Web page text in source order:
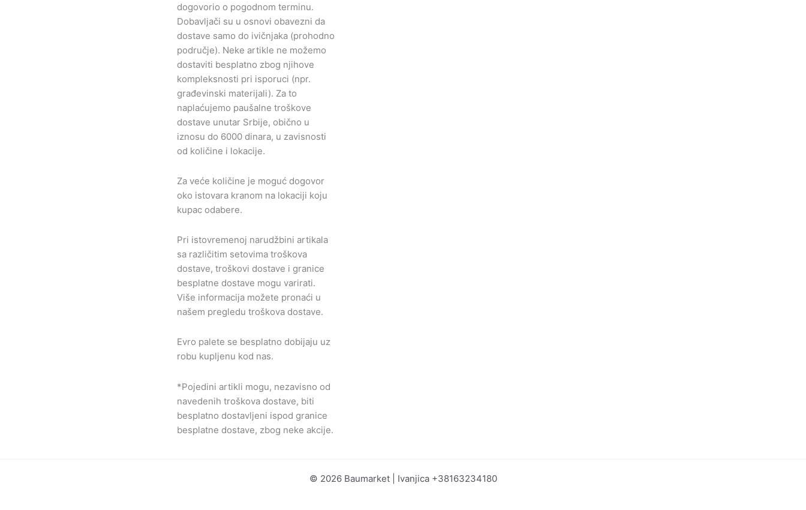
dogovorio o pogodnom terminu.
Dobavljači su u osnovi obavezni da
dostave samo do ivičnjaka (prohodno
područje). Neke artikle ne možemo
dostaviti besplatno zbog njihove
kompleksnosti pri isporuci (npr.
građevinski materijali). Za to
naplaćujemo paušalne troškove
dostave unutar Srbije, obično u
iznosu do 6000 dinara, u zavisnosti
od količine i lokacije.
Za veće količine je moguć dogovor
oko istovara kranom na lokaciji koju
kupac odabere.
Pri istovremenoj narudžbini artikala
sa različitim setovima troškova
dostave, troškovi dostave i granice
besplatne dostave mogu varirati.
Više informacija možete pronaći u
našem pregledu troškova dostave.
Evro palete se besplatno dobijaju uz
robu kupljenu kod nas.
*Pojedini artikli mogu, nezavisno od
navedenih troškova dostave, biti
besplatno dostavljeni ispod granice
besplatne dostave, zbog neke akcije.
© 2026 Baumarket | Ivanjica +38163234180